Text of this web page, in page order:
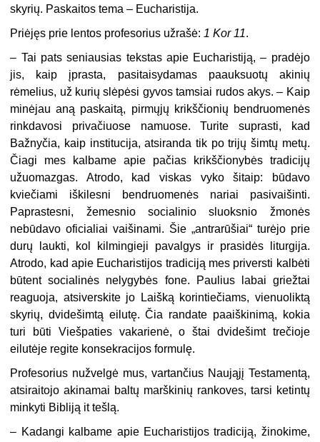
skyrių. Paskaitos tema – Eucharistija.
Priėjęs prie lentos profesorius užrašė:1 Kor 11.
– Tai pats seniausias tekstas apie Eucharistiją, – pradėjo
jis, kaip įprasta, pasitaisydamas paauksuotų akinių
rėmelius, už kurių slėpėsi gyvos tamsiai rudos akys. – Kaip
minėjau aną paskaitą, pirmųjų krikščionių bendruomenės
rinkdavosi privačiuose namuose. Turite suprasti, kad
Bažnyčia, kaip institucija, atsiranda tik po trijų šimtų metų.
Čiagi mes kalbame apie pačias krikščionybės tradicijų
užuomazgas. Atrodo, kad viskas vyko šitaip: būdavo
kviečiami iškilesni bendruomenės nariai pasivaišinti.
Paprastesni, žemesnio socialinio sluoksnio žmonės
nebūdavo oficialiai vaišinami. Šie „antrarūšiai“ turėjo prie
durų laukti, kol kilmingieji pavalgys ir prasidės liturgija.
Atrodo, kad apie Eucharistijos tradiciją mes priversti kalbėti
būtent socialinės nelygybės fone. Paulius labai griežtai
reaguoja, atsiverskite jo Laišką korintiečiams, vienuoliktą
skyrių, dvidešimtą eilutę. Čia randate paaiškinimą, kokia
turi būti Viešpaties vakarienė, o štai dvidešimt trečioje
eilutėje regite konsekracijos formulę.
Profesorius nužvelgė mus, vartančius Naująjį Testamentą,
atsiraitojo akinamai baltų marškinių rankoves, tarsi ketintų
minkyti Bibliją it tešlą.
– Kadangi kalbame apie Eucharistijos tradiciją, žinokime,